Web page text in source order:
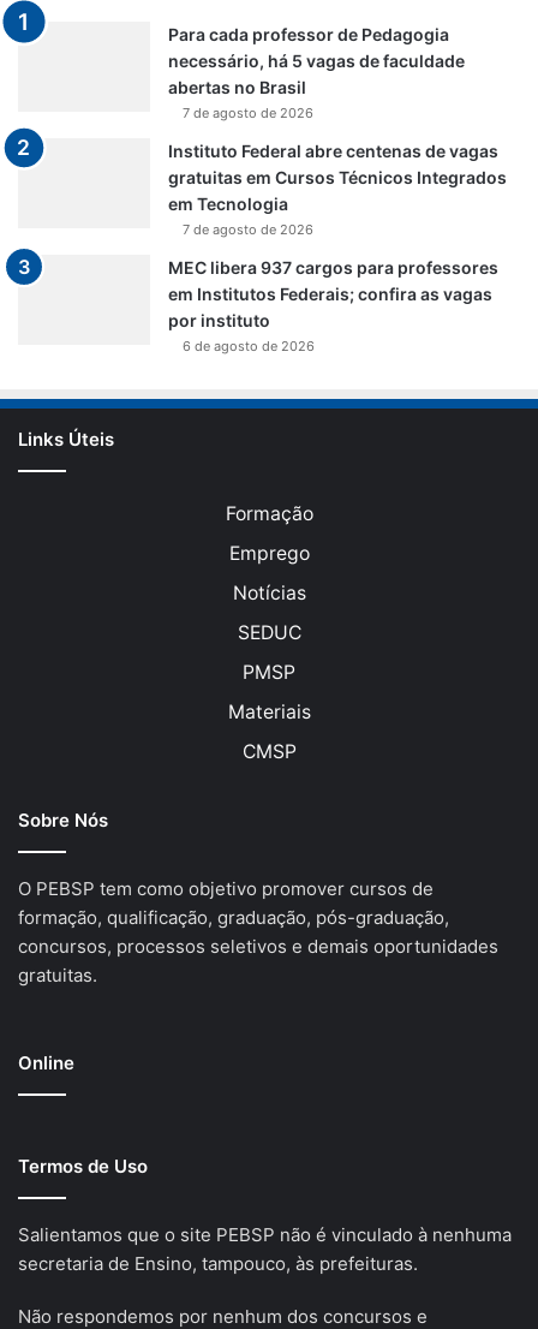
Para cada professor de Pedagogia
necessário, há 5 vagas de faculdade
abertas no Brasil
7 de agosto de 2026
Instituto Federal abre centenas de vagas
gratuitas em Cursos Técnicos Integrados
em Tecnologia
7 de agosto de 2026
MEC libera 937 cargos para professores
em Institutos Federais; confira as vagas
por instituto
6 de agosto de 2026
Links Úteis
Formação
Emprego
Notícias
SEDUC
PMSP
Materiais
CMSP
Sobre Nós
O PEBSP tem como objetivo promover cursos de
formação, qualificação, graduação, pós-graduação,
concursos, processos seletivos e demais oportunidades
gratuitas.
Online
Termos de Uso
Salientamos que o site PEBSP não é vinculado à nenhuma
secretaria de Ensino, tampouco, às prefeituras.
Não respondemos por nenhum dos concursos e